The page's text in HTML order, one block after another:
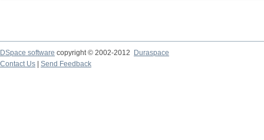
DSpace software copyright © 2002-2012
Duraspace
Contact Us
Send Feedback